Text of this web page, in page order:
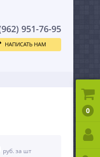
951-76-95
НАПИСАТЬ НАМ
руб. за шт
0